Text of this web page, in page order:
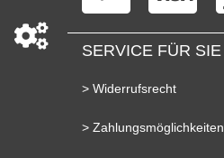
SERVICE FÜR SIE
> Widerrufsrecht
> Zahlungsmöglichkeiten